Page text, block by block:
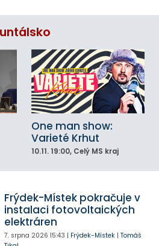
One man show:
Varieté Krhut
10.11. 19:00, Celý MS kraj
Frýdek-Místek pokračuje v
instalaci fotovoltaických
elektráren
7. srpna 2026 15:43 | Frýdek-Místek| Tomáš